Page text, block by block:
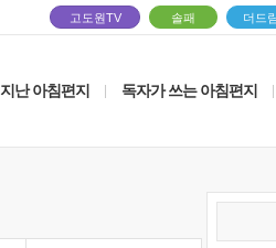
고도원TV 솔패 더드
지난 아침편지 독자가 쓰는 아침편지